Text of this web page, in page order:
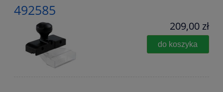
492585
209,00 zł
do koszyka